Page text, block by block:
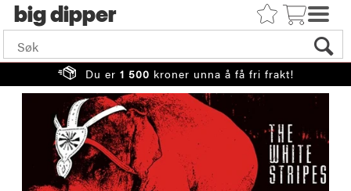
big
Du er 1 500 kroner unna å få fri frakt!